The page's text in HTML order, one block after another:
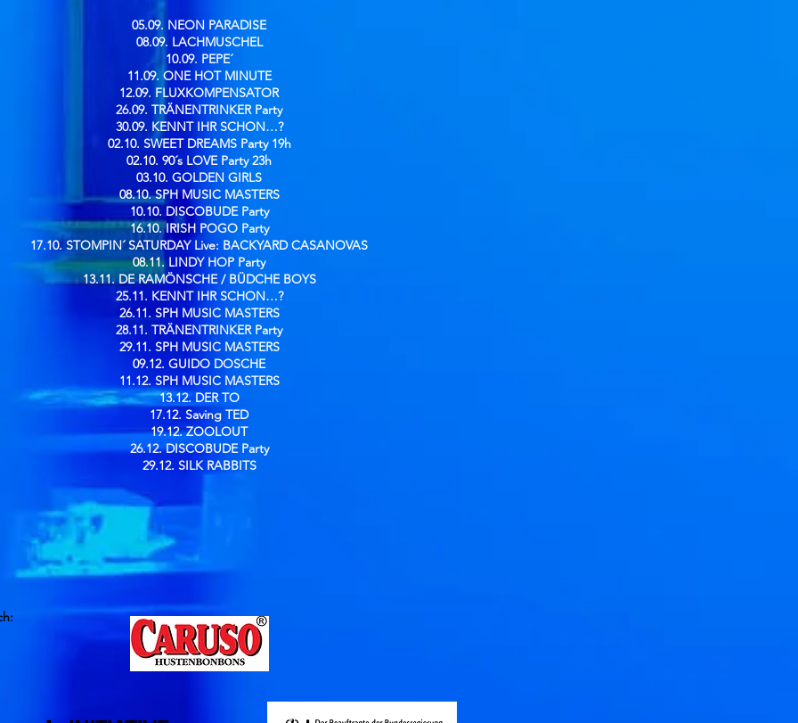
05.09. NEON PARADISE
08.09. LACHMUSCHEL
10.09. PEPE´
11.09. ONE HOT MINUTE
12.09. FLUXKOMPENSATOR
26.09. TRÄNENTRINKER Party
30.09. KENNT IHR SCHON…?
02.10. SWEET DREAMS Party 19h
02.10. 90´s LOVE Party 23h
03.10. GOLDEN GIRLS
08.10. SPH MUSIC MASTERS
10.10. DISCOBUDE Party
16.10. IRISH POGO Party
17.10. STOMPIN´ SATURDAY Live: BACKYARD CASANOVAS
08.11. LINDY HOP Party
13.11. DE RAMÖNSCHE / BÜDCHE BOYS
25.11. KENNT IHR SCHON…?
26.11. SPH MUSIC MASTERS
28.11. TRÄNENTRINKER Party
29.11. SPH MUSIC MASTERS
09.12. GUIDO DOSCHE
11.12. SPH MUSIC MASTERS
13.12. DER TO
17.12. Saving TED
19.12. ZOOLOUT
26.12. DISCOBUDE Party
29.12. SILK RABBITS